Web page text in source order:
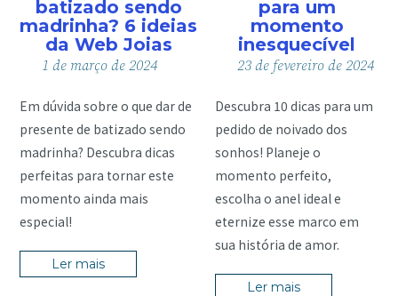
batizado sendo
madrinha? 6 ideias
da Web Joias
1 de marçode2024
Em dúvida sobre o que dar de
presente de batizado sendo
madrinha? Descubra dicas
perfeitas para tornar este
momento ainda mais
especial!
Ler mais
para um
momento
inesquecível
23de fevereirode2024
Descubra 10 dicas para um
pedido de noivado dos
sonhos! Planeje o
momento perfeito,
escolha o anel ideal e
eternize esse marco em
sua história de amor.
Ler mais